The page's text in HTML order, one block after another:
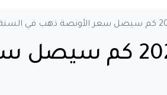
توقعات سعر الذهب